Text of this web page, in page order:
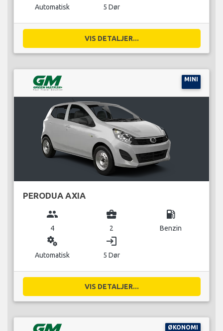
Automatisk 5 Dør
VIS DETALJER...
MINI
PERODUA AXIA
group
4
business_center
2
local_gas_station
Benzin
miscellaneous_services
Automatisk
login
5 Dør
VIS DETALJER...
ØKONOMI